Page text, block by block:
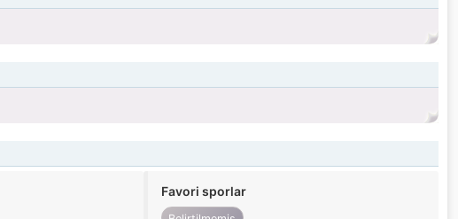
Favori sporlar